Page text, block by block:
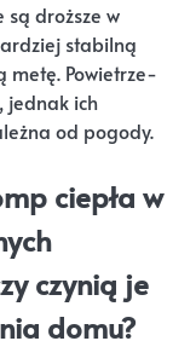
są droższe w
stabilną
metę. Powietrze-
jednak ich
od pogody.
ciepła w
czynią je
domu?